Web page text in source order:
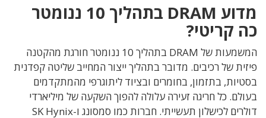
מדוע DRAM בתהליך 10 ננומטר
כה קריטי?
המשמעות של DRAM בתהליך 10 ננומטר חורגת מהקטנה
פיזית של רכיבים. מדובר בתהליך ייצור המחייב שליטה קפדנית
בסטיות, בתזמון, בחומרים ובציוד ליתוגרפי מהמתקדמים
בעולם. כל חריגה זעירה עלולה להפוך השקעה של מיליארדי
דולרים לכישלון תעשייתי. חברות כמו סמסונג ו-SK Hynix